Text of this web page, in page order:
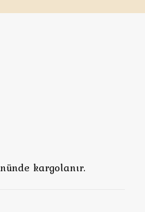
kargolanır.